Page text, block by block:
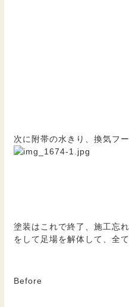
次に附帯の水きり、換気フ
塗装はこれで終了、施工忘
をして足場を解体して、全
Before